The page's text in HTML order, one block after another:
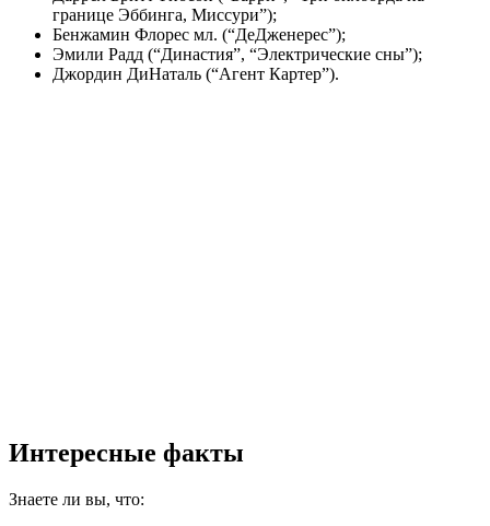
границе Эббинга, Миссури”);
Бенжамин Флорес мл. (“ДеДженерес”);
Эмили Радд (“Династия”, “Электрические сны”);
Джордин ДиНаталь (“Агент Картер”).
Интересные факты
Знаете ли вы, что: